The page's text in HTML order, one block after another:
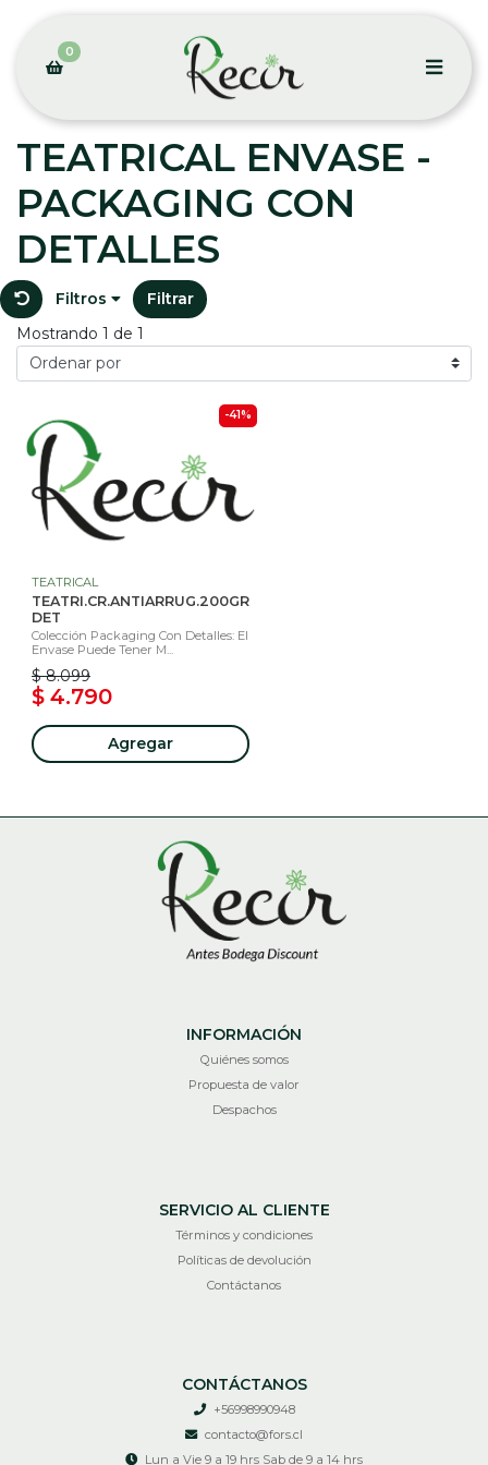
0
TEATRICAL ENVASE -
PACKAGING CON
DETALLES
Filtros
Filtrar
Mostrando 1 de 1
-41%
TEATRICAL
TEATRI.CR.ANTIARRUG.200GR
DET
Colección Packaging Con Detalles: El
Envase Puede Tener M...
$ 8.099
$ 4.790
Agregar
INFORMACIÓN
Quiénes somos
Propuesta de valor
Despachos
SERVICIO AL CLIENTE
Términos y condiciones
Políticas de devolución
Contáctanos
CONTÁCTANOS
+56998990948
contacto@fors.cl
Lun a Vie 9 a 19 hrs Sab de 9 a 14 hrs